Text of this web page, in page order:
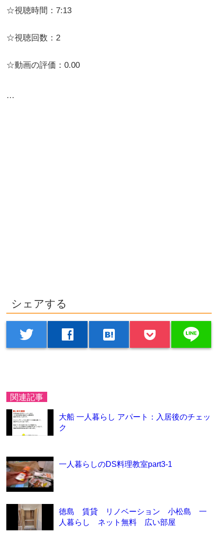
☆視聴時間：7:13
☆視聴回数：2
☆動画の評価：0.00
…
シェアする
twitter facebook hatenabookmark line
関連記事
大船 一人暮らし アパート：入居後のチェッ
ク
一人暮らしのDS料理教室part3-1
徳島 賃貸 リノベーション 小松島 一
人暮らし ネット無料 広い部屋